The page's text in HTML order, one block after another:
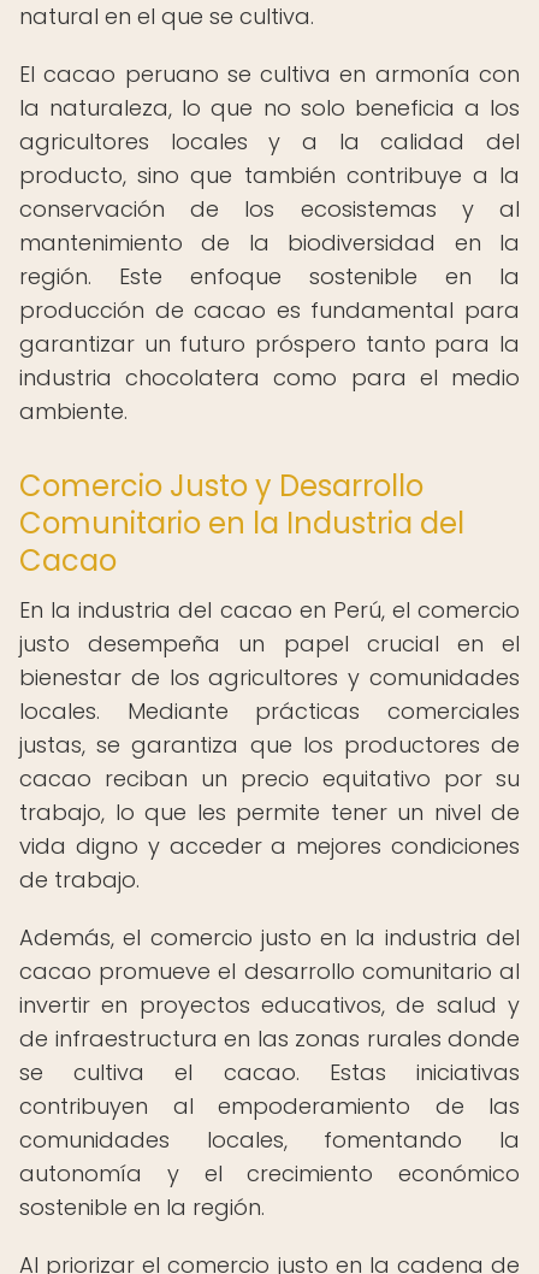
natural en el que se cultiva.
El cacao peruano se cultiva en armonía con
la naturaleza, lo que no solo beneficia a los
agricultores locales y a la calidad del
producto, sino que también contribuye a la
conservación de los ecosistemas y al
mantenimiento de la biodiversidad en la
región. Este enfoque sostenible en la
producción de cacao es fundamental para
garantizar un futuro próspero tanto para la
industria chocolatera como para el medio
ambiente.
Comercio Justo y Desarrollo
Comunitario en la Industria del
Cacao
En la industria del cacao en Perú, el comercio
justo desempeña un papel crucial en el
bienestar de los agricultores y comunidades
locales. Mediante prácticas comerciales
justas, se garantiza que los productores de
cacao reciban un precio equitativo por su
trabajo, lo que les permite tener un nivel de
vida digno y acceder a mejores condiciones
de trabajo.
Además, el comercio justo en la industria del
cacao promueve el desarrollo comunitario al
invertir en proyectos educativos, de salud y
de infraestructura en las zonas rurales donde
se cultiva el cacao. Estas iniciativas
contribuyen al empoderamiento de las
comunidades locales, fomentando la
autonomía y el crecimiento económico
sostenible en la región.
Al priorizar el comercio justo en la cadena de